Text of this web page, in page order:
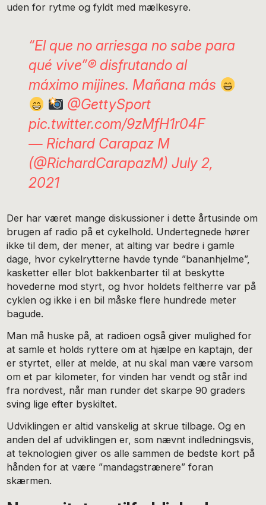
uden for rytme og fyldt med mælkesyre.
“El que no arriesga no sabe para
qué vive”®️disfrutando al
máximo mijines. Mañana más
@GettySport
pic.twitter.com/9zMfH1r04F
— Richard Carapaz M
(@RichardCarapazM) July 2,
2021
Der har været mange diskussioner i dette årtusinde om
brugen af radio på et cykelhold. Undertegnede hører
ikke til dem, der mener, at alting var bedre i gamle
dage, hvor cykelrytterne havde tynde ”bananhjelme”,
kasketter eller blot bakkenbarter til at beskytte
hovederne mod styrt, og hvor holdets feltherre var på
cyklen og ikke i en bil måske flere hundrede meter
bagude.
Man må huske på, at radioen også giver mulighed for
at samle et holds ryttere om at hjælpe en kaptajn, der
er styrtet, eller at melde, at nu skal man være varsom
om et par kilometer, for vinden har vendt og står ind
fra nordvest, når man runder det skarpe 90 graders
sving lige efter byskiltet.
Udviklingen er altid vanskelig at skrue tilbage. Og en
anden del af udviklingen er, som nævnt indledningsvis,
at teknologien giver os alle sammen de bedste kort på
hånden for at være ”mandagstrænere” foran
skærmen.